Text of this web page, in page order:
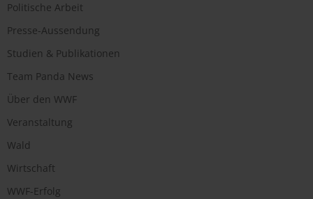
Politische Arbeit
Presse-Aussendung
Studien & Publikationen
Team Panda News
Über den WWF
Veranstaltung
Wald
Wirtschaft
WWF-Erfolg